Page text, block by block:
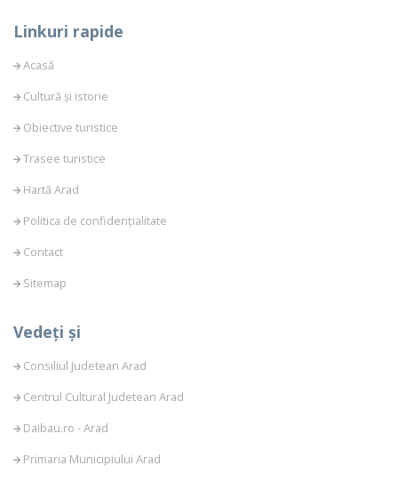
Linkuri rapide
Acasă
Cultură și istorie
Obiective turistice
Trasee turistice
Hartă Arad
Politica de confidențialitate
Contact
Sitemap
Vedeți și
Consiliul Judetean Arad
Centrul Cultural Judetean Arad
Daibau.ro - Arad
Primaria Municipiului Arad